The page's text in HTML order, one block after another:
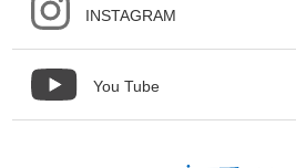
INSTAGRAM
You Tube